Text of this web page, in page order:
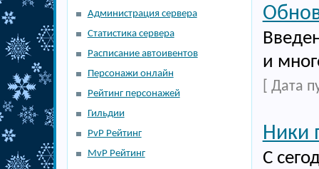
Администрация сервера
Статистика сервера
Расписание автоивентов
Персонажи онлайн
Рейтинг персонажей
Гильдии
PvP Рейтинг
MvP Рейтинг
и
[ Дата
Ники
С